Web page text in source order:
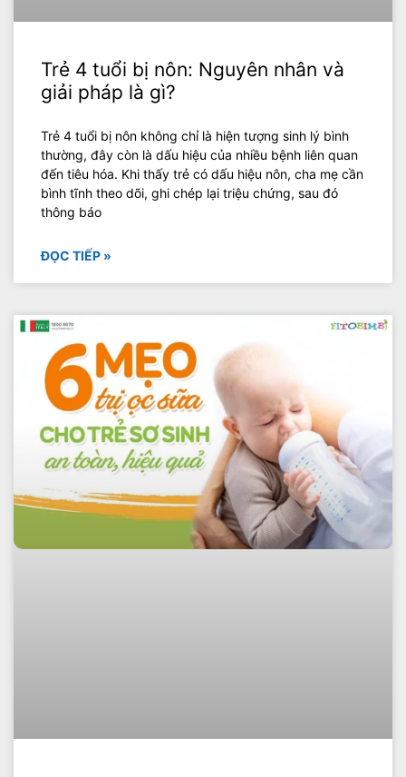
Trẻ 4 tuổi bị nôn: Nguyên nhân và
giải pháp là gì?
Trẻ 4 tuổi bị nôn không chỉ là hiện tượng sinh lý bình
thường, đây còn là dấu hiệu của nhiều bệnh liên quan
đến tiêu hóa. Khi thấy trẻ có dấu hiệu nôn, cha mẹ cần
bình tĩnh theo dõi, ghi chép lại triệu chứng, sau đó
thông báo
ĐỌC TIẾP »